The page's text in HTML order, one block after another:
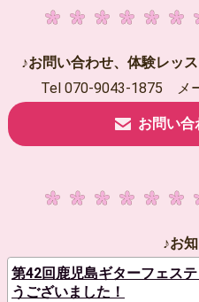
♪お問い合わせ、体験レッ
Tel 070-9043-1875 メ
お問い合
♪お
第42回鹿児島ギターフェス
うございました！